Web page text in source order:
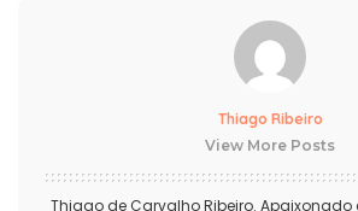
Thiago Ribeiro
View More Posts
Thiago de Carvalho Ribeiro.